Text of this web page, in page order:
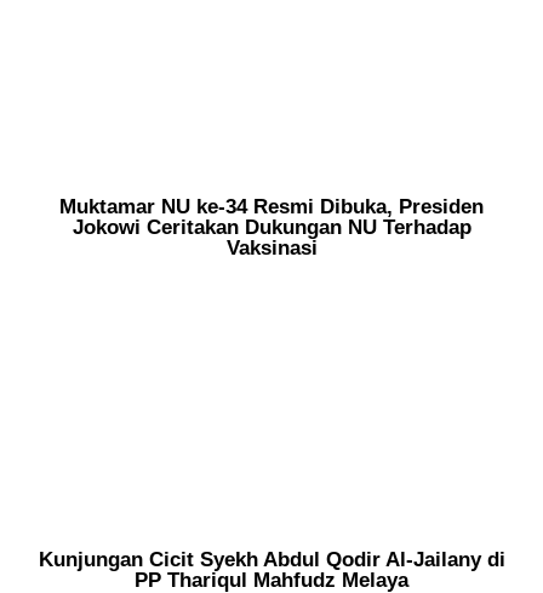
Muktamar NU ke-34 Resmi Dibuka, Presiden
Jokowi Ceritakan Dukungan NU Terhadap
Vaksinasi
Kunjungan Cicit Syekh Abdul Qodir Al-Jailany di
PP Thariqul Mahfudz Melaya